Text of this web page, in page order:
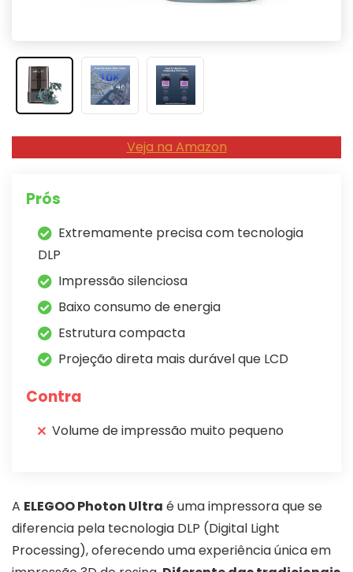
Veja na Amazon
Prós
Extremamente precisa com tecnologia
DLP
Impressão silenciosa
Baixo consumo de energia
Estrutura compacta
Projeção direta mais durável que LCD
Contra
Volume de impressão muito pequeno
A ELEGOO Photon Ultra é uma impressora que se
diferencia pela tecnologia DLP (Digital Light
Processing), oferecendo uma experiência única em